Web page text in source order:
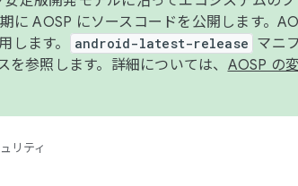
に AOSP にソースコードを公開します。
します。 android-latest-release マニ
を参照します。詳細については、 AOSP の
リティ